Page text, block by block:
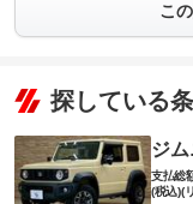
こ
探している
ジ
支払総
(税込)(